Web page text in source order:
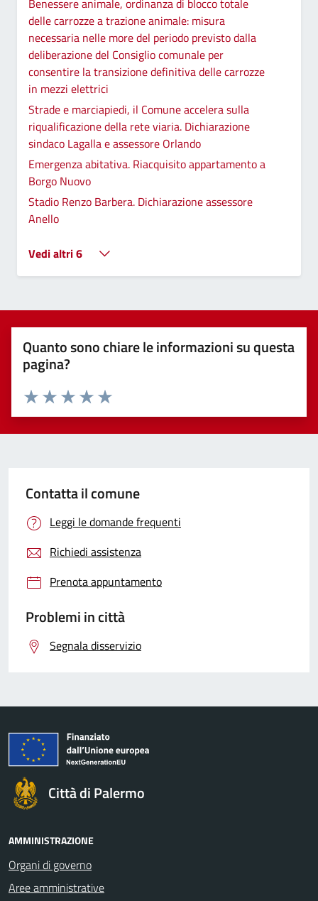
delle carrozze a trazione animale: misura
necessaria nelle more del periodo previsto dalla
deliberazione del Consiglio comunale per
consentire la transizione definitiva delle carrozze
in mezzi elettrici
Strade e marciapiedi, il Comune accelera sulla
riqualificazione della rete viaria. Dichiarazione
sindaco Lagalla e assessore Orlando
Emergenza abitativa. Riacquisito appartamento a
Borgo Nuovo
Stadio Renzo Barbera. Dichiarazione assessore
Anello
Vedi altri 6
Quanto sono chiare le informazioni su questa
pagina?
Valuta 5 stelle su 5
Valuta 4 stelle su 5
Valuta 3 stelle su 5
Valuta 2 stelle su 5
Valuta 1 stelle su 5
Contatta il comune
Leggi le domande frequenti
Richiedi assistenza
Prenota appuntamento
Problemi in città
Segnala disservizio
Città di Palermo
AMMINISTRAZIONE
Organi di governo
Aree amministrative